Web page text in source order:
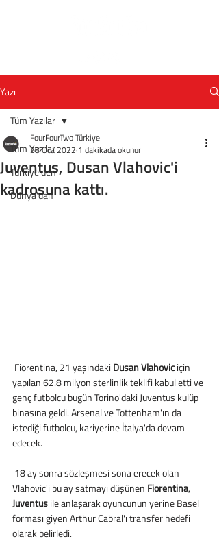
Yazı
Tüm Yazılar
Türkiye'den
Dünya'dan
Tüm Yazılar
Juventus, Dusan Vlahovic'i
kadrosuna kattı.
FourFourTwo Türkiye
28 Oca 2022 1 dakikada okunur
Fiorentina, 21 yaşındaki Dusan Vlahovic için
yapılan 62.8 milyon sterlinlik teklifi kabul etti ve
genç futbolcu bugün Torino'daki Juventus kulüp
binasına geldi. Arsenal ve Tottenham'ın da
istediği futbolcu, kariyerine İtalya'da devam
edecek.
Vlahovic'i bu ay satmayı düşünen Fiorentina,
Juventus ile anlaşarak oyuncunun yerine Basel
forması giyen Arthur Cabral'ı transfer hedefi
olarak belirledi.